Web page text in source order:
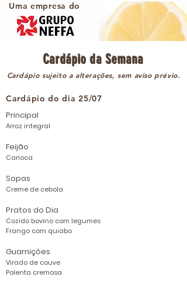
Uma empresa do
Cardápio da Semana
Cardápio sujeito a alterações, sem aviso prévio.
Cardápio do dia 25/07
Principal
Arroz integral
Feijão
Carioca
Sopas
Creme de cebola
Pratos do Dia
Cozido bovino com legumes
Frango com quiabo
Guarnições
Virado de couve
Polenta cremosa